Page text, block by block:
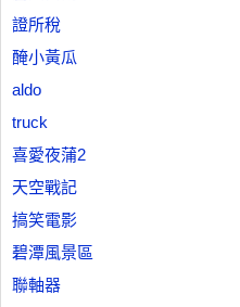
證所稅
醃小黃瓜
aldo
truck
喜愛夜蒲2
天空戰記
搞笑電影
碧潭風景區
聯軸器